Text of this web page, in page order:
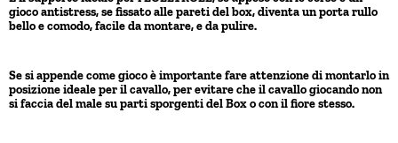
gioco antistress, se fissato alle pareti del box, diventa un porta rullo
bello e comodo, facile da montare, e da pulire.
Se si appende come gioco è importante fare attenzione di montarlo in
posizione ideale per il cavallo, per evitare che il cavallo giocando non
si faccia del male su parti sporgenti del Box o con il fiore stesso.